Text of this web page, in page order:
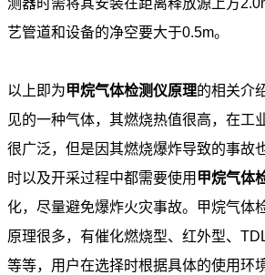
测器时需将其安装在距离释放源上方
艺管道和设备的净空要大于0.5m。
以上即为甲烷气体检测仪原理的相关介
见的一种气体，其燃烧热值很高，在工
很广泛，但是因其燃烧爆炸导致的事故
时以及开采过程中都需要使用 甲烷气体
化，尽量避免爆炸火灾事故。甲烷气体
原理很多，有催化燃烧型、红外型、
等等，用户在选择时根据具体的使用环